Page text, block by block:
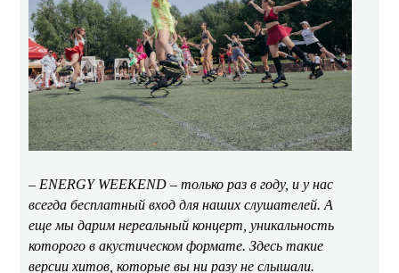
– ENERGY WEEKEND – только раз в году, и у нас
всегда бесплатный вход для наших слушателей. А
еще мы дарим нереальный концерт, уникальность
которого в акустическом формате. Здесь такие
версии хитов, которые вы ни разу не слышали.